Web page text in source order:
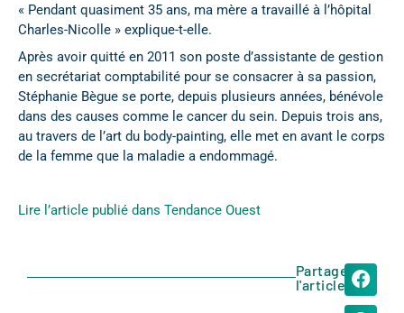
« Pendant quasiment 35 ans, ma mère a travaillé à l’hôpital
Charles-Nicolle » explique-t-elle.
Après avoir quitté en 2011 son poste d’assistante de gestion
en secrétariat comptabilité pour se consacrer à sa passion,
Stéphanie Bègue se porte, depuis plusieurs années, bénévole
dans des causes comme le cancer du sein. Depuis trois ans,
au travers de l’art du body-painting, elle met en avant le corps
de la femme que la maladie a endommagé.
Lire l’article publié dans Tendance Ouest
Partager
l'article